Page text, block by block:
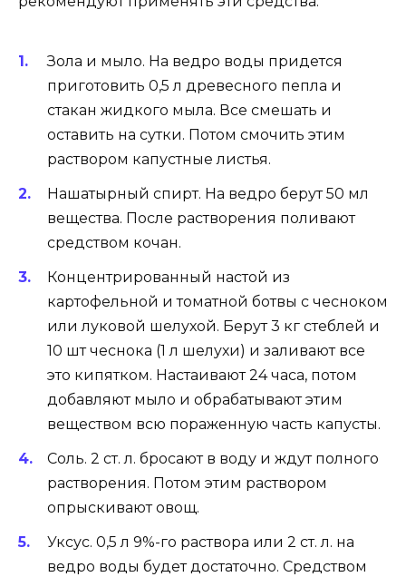
Зола и мыло. На ведро воды придется
приготовить 0,5 л древесного пепла и
стакан жидкого мыла. Все смешать и
оставить на сутки. Потом смочить этим
раствором капустные листья.
Нашатырный спирт. На ведро берут 50 мл
вещества. После растворения поливают
средством кочан.
Концентрированный настой из
картофельной и томатной ботвы с чесноком
или луковой шелухой. Берут 3 кг стеблей и
10 шт чеснока (1 л шелухи) и заливают все
это кипятком. Настаивают 24 часа, потом
добавляют мыло и обрабатывают этим
веществом всю пораженную часть капусты.
Соль. 2 ст. л. бросают в воду и ждут полного
растворения. Потом этим раствором
опрыскивают овощ.
Уксус. 0,5 л 9%-го раствора или 2 ст. л. на
ведро воды будет достаточно. Средством